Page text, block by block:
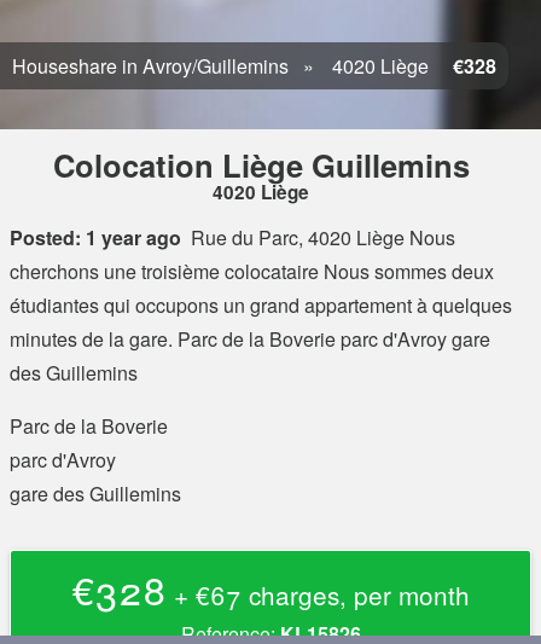
Houseshare in Avroy/Guillemins 4020 Liège €328
Colocation Liège Guillemins
4020 Liège
Posted: 1 year ago Rue du Parc, 4020 Liège Nous
cherchons une troisième colocataire Nous sommes deux
étudiantes qui occupons un grand appartement à quelques
minutes de la gare. Parc de la Boverie parc d'Avroy gare
des Guillemins
Parc de la Boverie
parc d'Avroy
gare des Guillemins
€328 + €67 charges, per month
Reference:KL15826